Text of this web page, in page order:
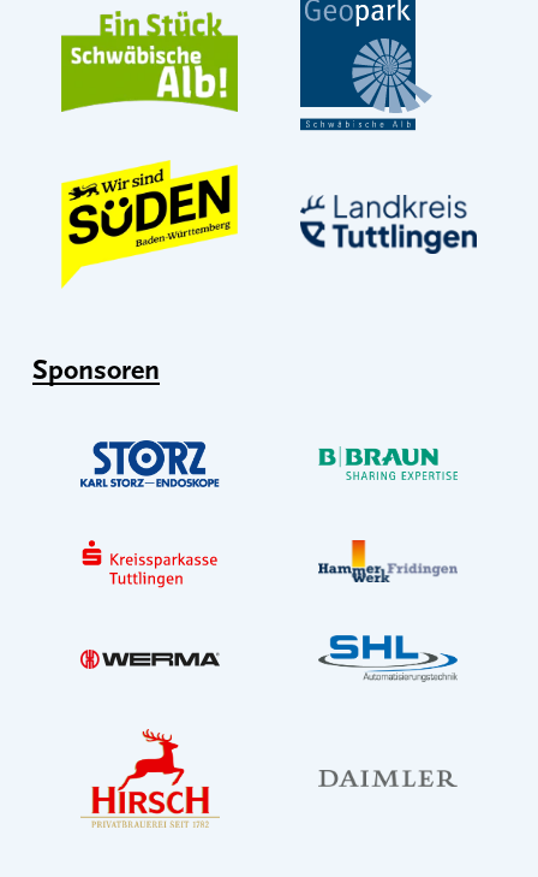
Sponsoren